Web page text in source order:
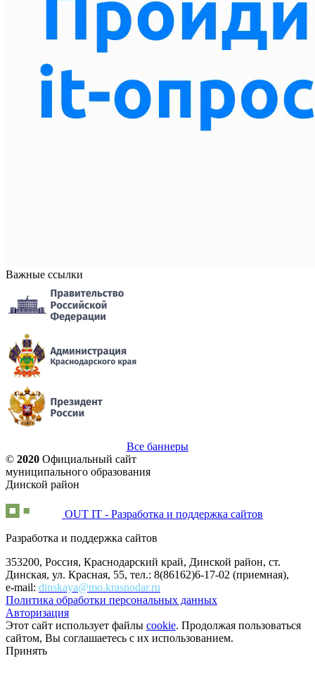
Важные ссылки
Все баннеры
© 2020 Официальный сайт
муниципального образования
Динской район
OUT IT - Разработка и поддержка сайтов
Разработка и поддержка сайтов
353200, Россия, Краснодарский край, Динской район, ст.
Динская, ул. Красная, 55, тел.: 8(86162)6-17-02 (приемная),
e-mail: dinskaya@mo.krasnodar.ru
Политика обработки персональных данных
Авторизация
Этот сайт использует файлы cookie. Продолжая пользоваться
сайтом, Вы соглашаетесь с их использованием.
Принять